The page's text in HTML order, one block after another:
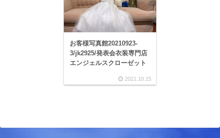
お客様写真館20210923-
3/jk2925/発表会衣装専門店
エンジェルスクローゼット
2021.10.15